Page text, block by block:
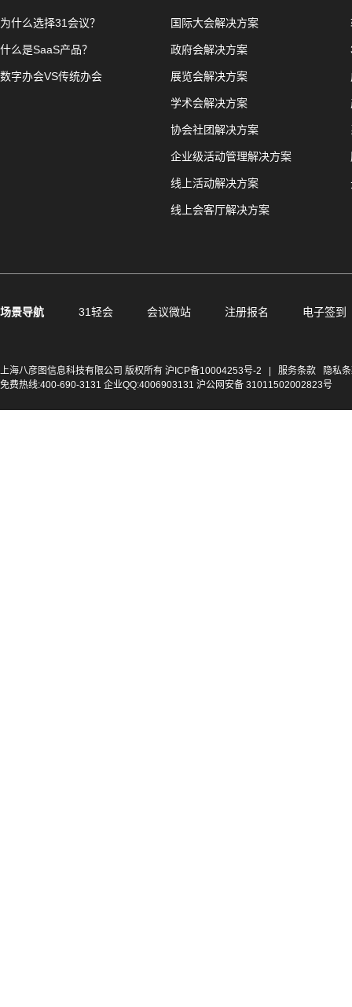
为什么选择31会议？
什么是SaaS产品？
数字办会VS传统办会
国际大会解决方案
政府会解决方案
展览会解决方案
学术会解决方案
协会社团解决方案
企业级活动管理解决方案
线上活动解决方案
线上会客厅解决方案
场景导航 31轻会 会议微站 注册报名 电子签到
上海八彦图信息科技有限公司 版权所有 沪ICP备10004253号-2 服务条款
隐私
免费热线:400-690-3131 企业QQ:4006903131 沪公网安备 31011502002823号